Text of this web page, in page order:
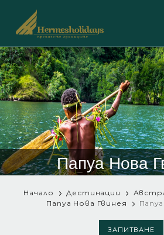
Папуа Нова
Начало Дестинации
Папуа Нова Гвинея
ЗАПИТВАНЕ